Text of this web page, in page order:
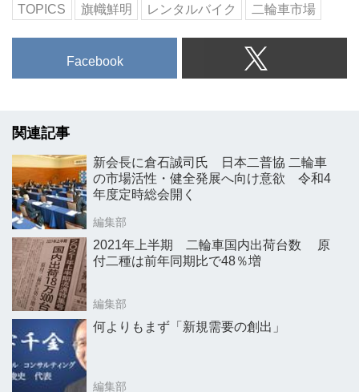
TOPICS 旗幟鮮明 レンタルバイク 二輪車市場
Facebook
関連記事
新会長に倉石誠司氏 日本二普協 二輪車
の市場活性・健全発展へ向け意欲 令和4
年度定時総会開く
編集部
2021年上半期 二輪車国内出荷台数 原
付二種は前年同期比で48％増
編集部
何よりもまず「新規需要の創出」
編集部